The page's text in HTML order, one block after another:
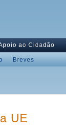
ao Cidadão
Breves
UE